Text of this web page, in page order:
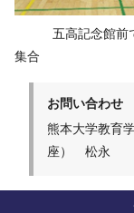
五高記念
集合
お問い合わせ
熊本大学教育
座） 松永